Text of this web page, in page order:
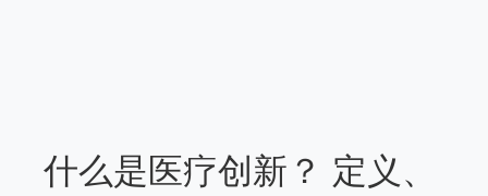
什么是医疗创新？ 定义、